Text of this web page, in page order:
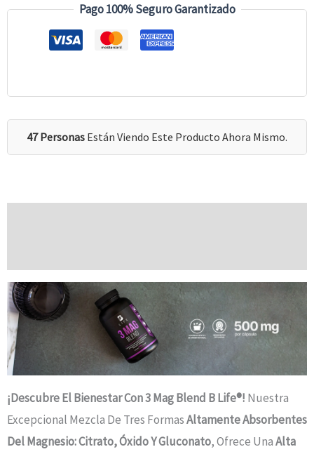
Pago 100% Seguro Garantizado
47 Personas Están Viendo Este Producto Ahora Mismo.
¡Descubre El Bienestar Con 3 Mag Blend B Life®! Nuestra
Excepcional Mezcla De Tres FormasAltamente Absorbentes
Del Magnesio: Citrato, Óxido Y Gluconato, Ofrece UnaAlta